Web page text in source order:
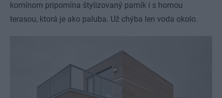
komínom pripomína štylizovaný parník i s hornou
terasou, ktorá je ako paluba. Už chýba len voda okolo.